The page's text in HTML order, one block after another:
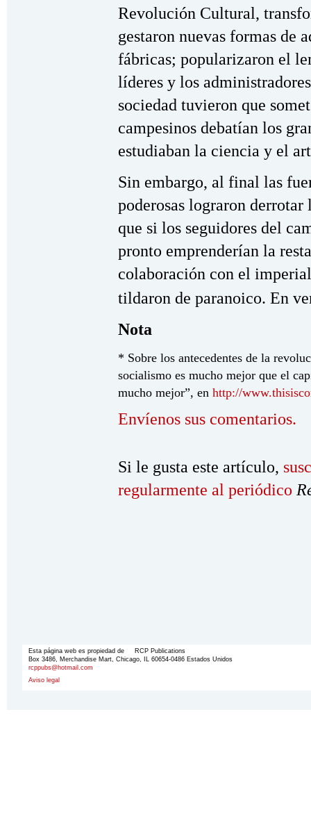
Revolución Cultural,
gestaron nuevas formas de
fábricas; popularizaron el
líderes y los
sociedad tuvieron que
campesinos debatían los
estudiaban la ciencia y el
Sin embargo, al final las
poderosas lograron
que si los seguidores del
pronto emprenderían la
colaboración con el
tildaron de paranoico. En
Nota
* Sobre los antecedentes de la
socialismo es mucho mejor que el
mucho mejor”, en http://
Envíenos sus comentarios.
Si le gusta este artículo,
regularmente al periódico
Esta página web es propiedad de RCP Publications
Box 3486, Merchandise Mart, Chicago, IL 60654-0486 Estados Unidos
rcppubs@hotmail.com
Aviso legal